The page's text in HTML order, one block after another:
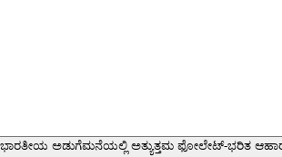
ಭಾರತೀಯ ಅಡುಗೆಮನೆಯಲ್ಲಿ ಅತ್ಯುತ್ತಮ ಫೋಲೇಟ್-ಭರಿತ